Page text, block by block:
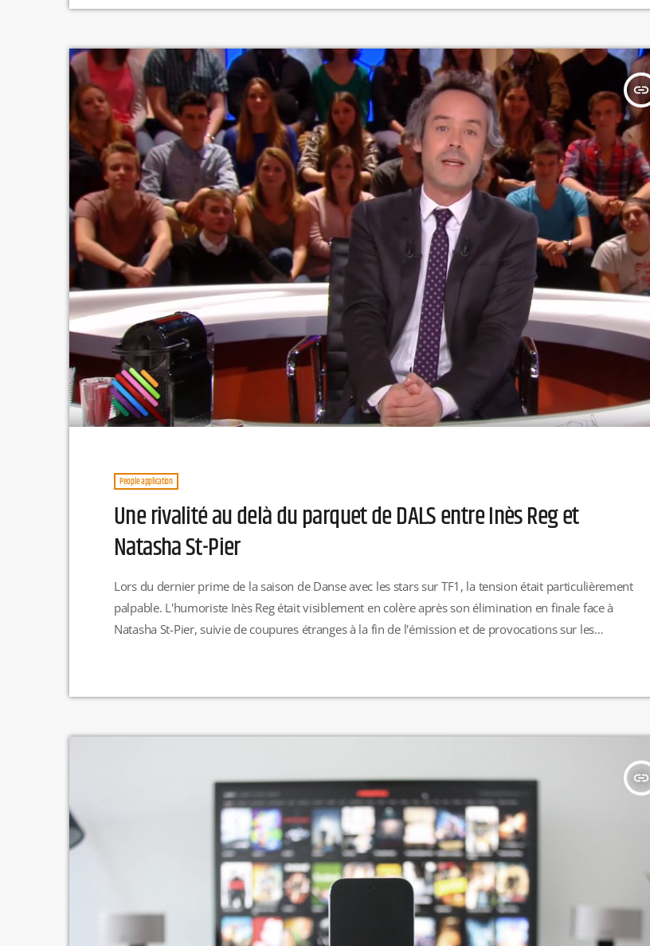
insert_link
People application
Une rivalité au delà du parquet de DALS entre Inès Reg et
Natasha St-Pier
Lors du dernier prime de la saison de Danse avec les stars sur TF1, la tension était particulièrement
palpable. L'humoriste Inès Reg était visiblement en colère après son élimination en finale face à
Natasha St-Pier, suivie de coupures étranges à la fin de l'émission et de provocations sur les
insert_link